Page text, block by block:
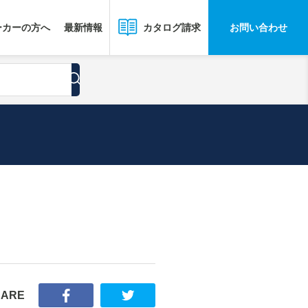
ーの方へ 最新情報 カタログ請求 お問い合わせ